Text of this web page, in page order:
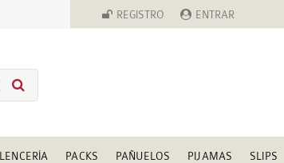
REGISTRO ENTRAR
LENCERÍA PACKS PAÑUELOS PIJAMAS SLIPS